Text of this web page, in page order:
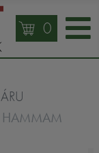
0
HAMMAM